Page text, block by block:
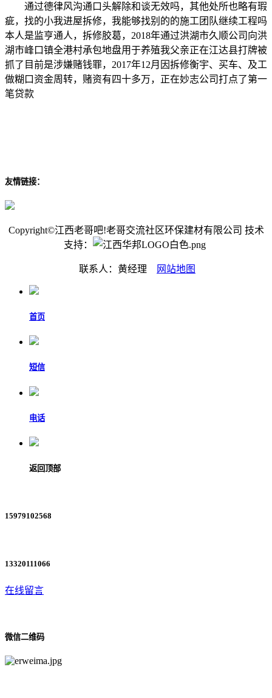
通过德律风沟通口头解除和谈无效吗，其他处所也略有瑕
疵，找的小我进屋拆修，我能够找别的的施工团队继续工程吗
本人是监亨通人，拆修胶葛，2018年通过洪湖市久顺公司向洪
湖市峰口镇全港村承包地盘用于养殖我父亲正在江达县打牌被
抓了目前是涉嫌赌钱罪，2017年12月因拆修衡宇、买车、及工
做糊口资金周转，赌资有四十多万，正在妙志公司打点了第一
笔贷款
友情链接：
Copyright©江西老哥吧!老哥交流社区环保建材有限公司 技术
支持：
联系人：黄经理 网站地图
首页
短信
电话
返回顶部
15979102568
13320111066
在线留言
微信二维码